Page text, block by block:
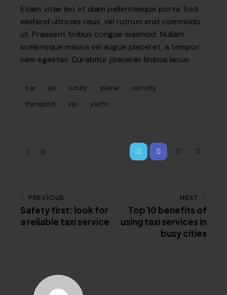
Etiam vitae leo et diam pellentesque porta. Sed
eleifend ultricies risus, vel rutrum erat commodo
ut. Praesent finibus congue euismod. Nullam
scelerisque massa vel augue placerat, a tempor
sem egestas. Curabitur placerat finibus lacus.
car jet luxury plane
security
transport
vip yacht
0
PREVIOUS
Safety first: look for
a reliable taxi service
NEXT
Top 10 benefits of
using taxi services in
busy cities